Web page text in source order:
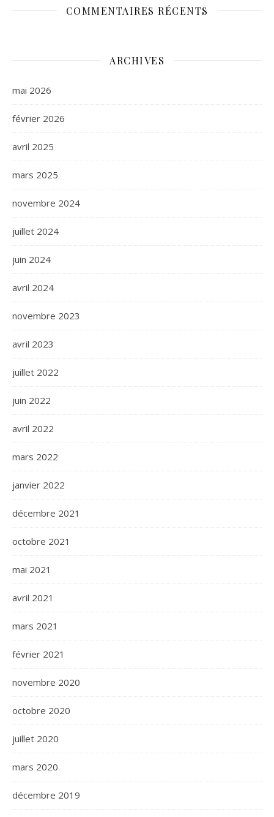
COMMENTAIRES RÉCENTS
ARCHIVES
mai 2026
février 2026
avril 2025
mars 2025
novembre 2024
juillet 2024
juin 2024
avril 2024
novembre 2023
avril 2023
juillet 2022
juin 2022
avril 2022
mars 2022
janvier 2022
décembre 2021
octobre 2021
mai 2021
avril 2021
mars 2021
février 2021
novembre 2020
octobre 2020
juillet 2020
mars 2020
décembre 2019